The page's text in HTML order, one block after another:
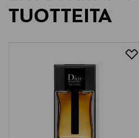
Valmistajan osoite
18 rue Vivienne, 75002 Paris,
Digitaalinen osoite
TUOTTEITA